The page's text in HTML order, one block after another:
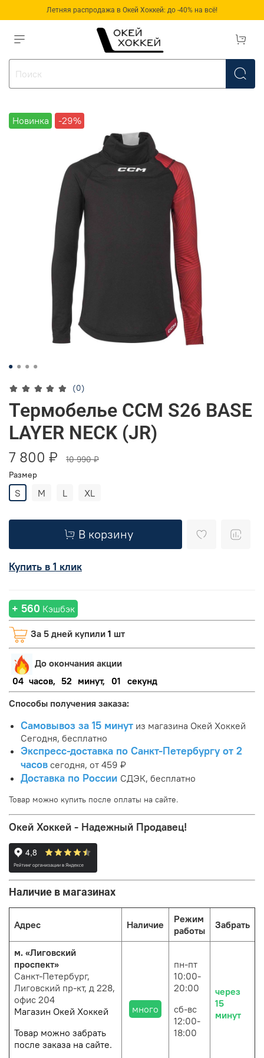
Летняя распродажа в Окей Хоккей: до -40% на всё!
Новинка -29%
(0)
Термобелье CCM S26 BASE
LAYER NECK (JR)
7 800 ₽
10 990 ₽
Размер
S M L XL
В корзину
Купить в 1 клик
+ 560 Кэшбэк
За 5 дней купили 1 шт
До окончания акции
04 часов, 52 минут, 01 секунд
Способы получения заказа:
Самовывоз за 15 минут из магазина Окей Хоккей
Сегодня, бесплатно
Экспресс-доставка по Санкт-Петербургу от 2
часов сегодня, от 459 ₽
Доставка по России СДЭК, бесплатно
Товар можно купить после оплаты на сайте.
Окей Хоккей - Надежный Продавец!
Наличие в магазинах
Адрес Наличие
Режим
работы
Забрать
м. «Лиговский
проспект»
Санкт-Петербург,
Лиговский пр-кт, д 228,
офис 204
Магазин Окей Хоккей
Товар можно забрать
после заказа на сайте.
много
пн-пт
10:00-
20:00
сб-вс
12:00-
18:00
через
15
минут